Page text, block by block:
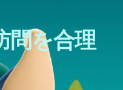
問を合理